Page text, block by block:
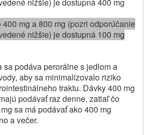
nižšie) je dostupná 400 mg
mg a 800 mg (pozri odporúčanie
nižšie) je dostupná 100 mg
sa podáva perorálne s jedlom a
aby sa minimalizovalo riziko
traktu. Dávky 400 mg
podávať raz denne, zatiaľ čo
sa má podávať ako 400 mg
a večer.